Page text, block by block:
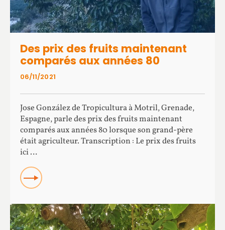
06/11/2021
Des prix des fruits maintenant
comparés aux années 80
Jose González de Tropicultura à Motril, Grenade,
Espagne, parle des prix des fruits maintenant
comparés aux années 80 lorsque son grand-père
était agriculteur. Transcription : Le prix des fruits
ici …
Read more about Des prix des fruits maintenant
comparés aux années 80